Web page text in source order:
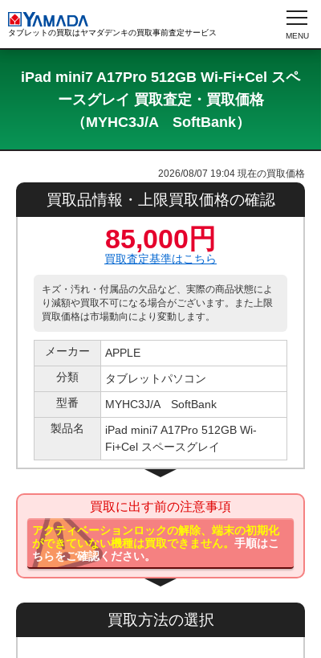
タブレットの買取はヤマダデンキの買取事前査定サービス
iPad mini7 A17Pro 512GB Wi-Fi+Cel スペ
ースグレイ 買取査定・買取価格
（MYHC3J/A SoftBank）
2026/08/07 19:04 現在の買取価格
買取品情報・上限買取価格の確認
85,000円
買取査定基準はこちら
キズ・汚れ・付属品の欠品など、実際の商品状態によ
り減額や買取不可になる場合がございます。また上限
買取価格は市場動向により変動します。
メーカー
APPLE
分類
タブレットパソコン
型番
MYHC3J/A SoftBank
製品名
iPad mini7 A17Pro 512GB Wi-
Fi+Cel スペースグレイ
買取に出す前の注意事項
アクティベーションロックの解除、端末の初期化
ができていない機種は買取できません。手順はこ
ちらをご確認ください。
買取方法の選択